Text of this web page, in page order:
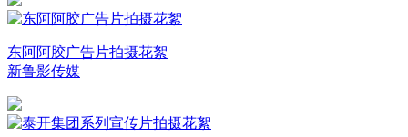
东阿阿胶广告片拍摄花絮
新鲁影传媒